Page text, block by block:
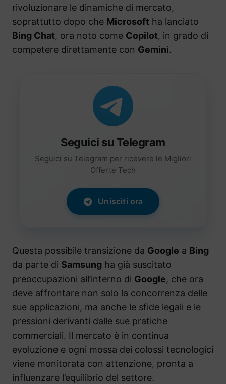
rivoluzionare le dinamiche di mercato,
soprattutto dopo che Microsoft ha lanciato
Bing Chat, ora noto come Copilot, in grado di
competere direttamente con Gemini.
Seguici su Telegram
Seguici su Telegram per ricevere le Migliori
Offerte Tech
Unisciti ora
Questa possibile transizione da Google a Bing
da parte di Samsung ha già suscitato
preoccupazioni all’interno di Google, che ora
deve affrontare non solo la concorrenza delle
sue applicazioni, ma anche le sfide legali e le
pressioni derivanti dalle sue pratiche
commerciali. Il mercato è in continua
evoluzione e ogni mossa dei colossi tecnologici
viene monitorata con attenzione, pronta a
influenzare l’equilibrio del settore.